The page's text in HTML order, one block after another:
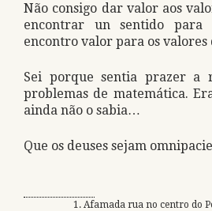
Não consigo dar valor aos
encontrar un sentido
encontro valor para os
Sei porque sentia prazer a
problemas de matemática.
ainda não o sabia…
Que os deuses sejam
Afamada rua no centro do